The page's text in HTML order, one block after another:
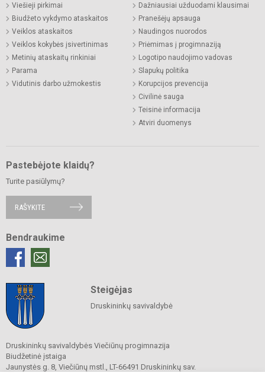
Viešieji pirkimai
Biudžeto vykdymo ataskaitos
Veiklos ataskaitos
Veiklos kokybės įsivertinimas
Metinių ataskaitų rinkiniai
Parama
Vidutinis darbo užmokestis
Dažniausiai užduodami klausimai
Pranešėjų apsauga
Naudingos nuorodos
Priėmimas į progimnaziją
Logotipo naudojimo vadovas
Slapukų politika
Korupcijos prevencija
Civilinė sauga
Teisinė informacija
Atviri duomenys
Pastebėjote klaidų?
Turite pasiūlymų?
RAŠYKITE
Bendraukime
Steigėjas
Druskininkų savivaldybė
Druskininkų savivaldybės Viečiūnų progimnazija
Biudžetinė įstaiga
Jaunystės g. 8, Viečiūnų mstl., LT-66491 Druskininkų sav.